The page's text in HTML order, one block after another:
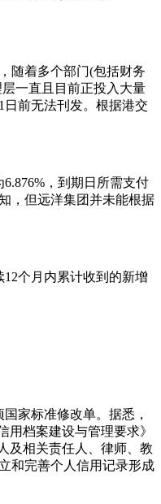
随着多个部门(包括财务
一直且目前正投入大量
前无法刊发。根据港交
，到期日所需支付
，但远洋集团并未能根据
个月内累计收到的新增
家标准修改单。据悉，
用档案建设与管理要求》
及相关责任人、律师、教
和完善个人信用记录形成